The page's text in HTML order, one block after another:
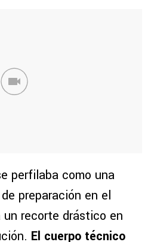
perfilaba como una
preparación en el
recorte drástico en
El cuerpo técnico